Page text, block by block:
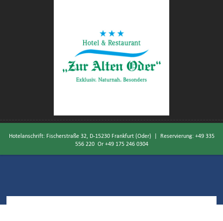
Hotelanschrift: Fischerstraße 32, D-15230 Frankfurt (Oder) | Reservierung: +49 335
556 220Or +49 175 246 0304